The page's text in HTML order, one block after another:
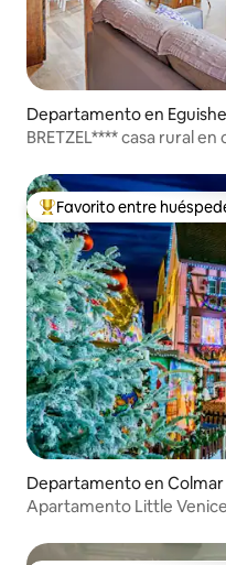
Departamento en
BRETZEL**** casa rural
De los mejores en
Favorito entre
Departamento en Colmar
Apartamento Little